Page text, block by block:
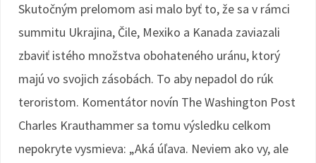
Skutočným prelomom asi malo byť to, že sa v rámci
summitu Ukrajina, Čile, Mexiko a Kanada zaviazali
zbaviť istého množstva obohateného uránu, ktorý
majú vo svojich zásobách. To aby nepadol do rúk
teroristom. Komentátor novín The Washington Post
Charles Krauthammer sa tomu výsledku celkom
nepokryte vysmieva: „Aká úľava. Neviem ako vy, ale